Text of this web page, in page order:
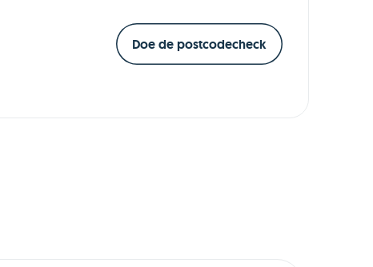
Doe de postcodecheck